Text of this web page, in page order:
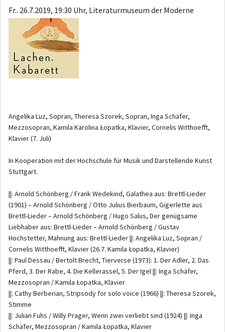
Fr.. 26.7.2019, 19:30 Uhr, Literaturmuseum der Moderne
Angelika Luz, Sopran, Theresa Szorek, Sopran, Inga Schäfer,
Mezzosopran, Kamila Karolina Łopatka, Klavier, Cornelis Witthoefft,
Klavier (7. Juli)
In Kooperation mit der Hochschule für Musik und Darstellende Kunst
Stuttgart.
||: Arnold Schönberg / Frank Wedekind, Galathea aus: Brettl-Lieder
(1901) – Arnold Schönberg / Otto Julius Bierbaum, Gigerlette aus
Brettl-Lieder – Arnold Schönberg / Hugo Salus, Der genügsame
Liebhaber aus: Brettl-Lieder – Arnold Schönberg / Gustav
Hochstetter, Mahnung aus: Brettl-Lieder ||: Angelika Luz, Sopran /
Cornelis Witthoefft, Klavier (26.7. Kamila Łopatka, Klavier)
||: Paul Dessau / Bertolt Brecht, Tierverse (1973): 1. Der Adler, 2. Das
Pferd, 3. Der Rabe, 4. Die Kellerassel, 5. Der Igel ||: Inga Schäfer,
Mezzosopran / Kamila Łopatka, Klavier
||: Cathy Berberian, Stripsody for solo voice (1966) ||: Theresa Szorek,
Stimme
||: Julian Fuhs / Willy Prager, Wenn zwei verliebt sind (1924) ||: Inga
Schäfer, Mezzosopran / Kamila Łopatka, Klavier